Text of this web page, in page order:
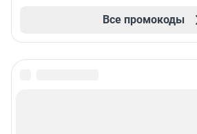
Все промокоды